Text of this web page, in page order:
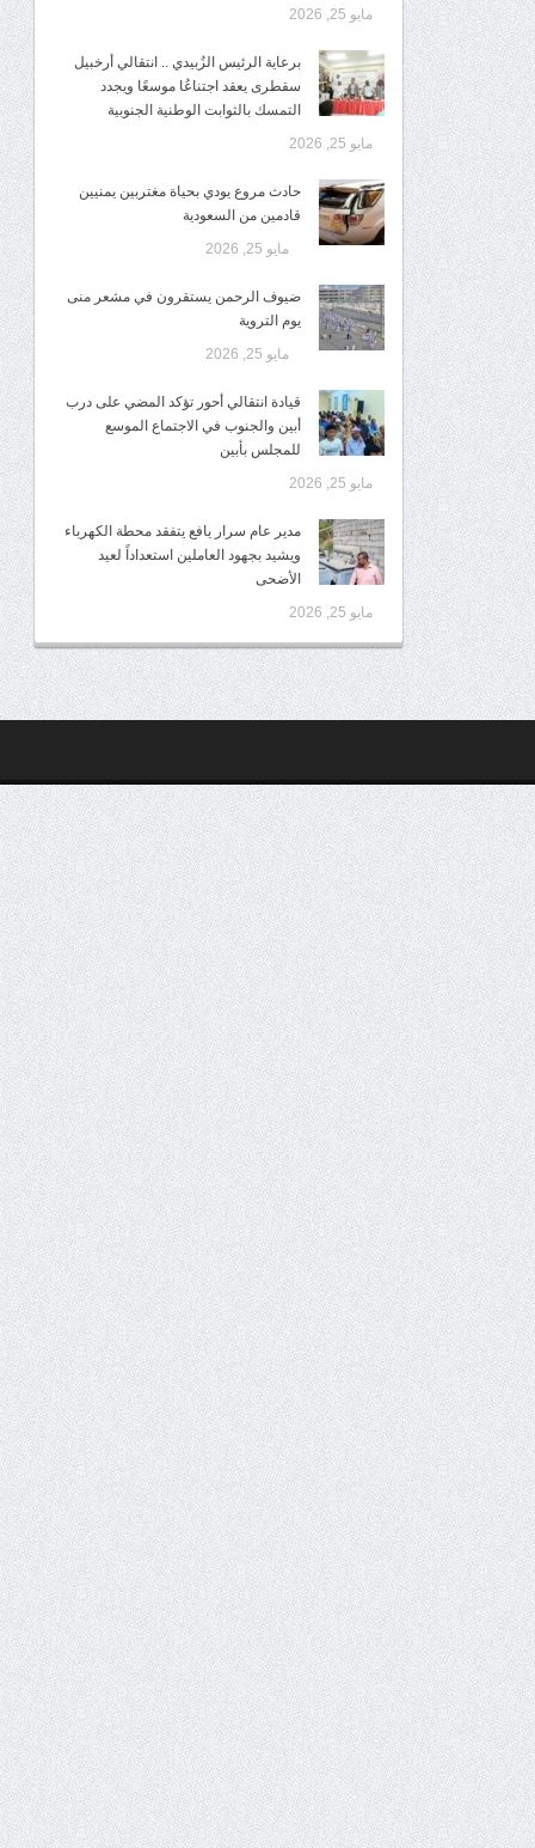
مايو 25, 2026
برعاية الرئيس الزُبيدي .. انتقالي أرخبيل
سقطرى يعقد اجتناعُا موسعًا ويجدد
التمسك بالثوابت الوطنية الجنوبية
مايو 25, 2026
حادث مروع يودي بحياة مغتربين يمنيين
قادمين من السعودية
مايو 25, 2026
ضيوف الرحمن يستقرون في مشعر منى
يوم التروية
مايو 25, 2026
قيادة انتقالي أحور تؤكد المضي على درب
أبين والجنوب في الاجتماع الموسع
للمجلس بأبين
مايو 25, 2026
مدير عام سرار يافع يتفقد محطة الكهرباء
ويشيد بجهود العاملين استعداداً لعيد
الأضحى
مايو 25, 2026